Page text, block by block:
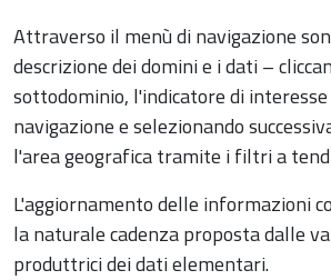
Attraverso il menù di navigazione
descrizione dei domini e i dati –
sottodominio, l'indicatore di
navigazione e selezionando
l'area geografica tramite i filtri a
L'aggiornamento delle informazioni
la naturale cadenza proposta dalle
produttrici dei dati elementari.